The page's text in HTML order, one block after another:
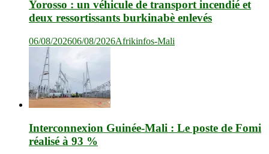
Yorosso : un véhicule de transport incendié et
deux ressortissants burkinabè enlevés
06/08/202606/08/2026Afrikinfos-Mali
Interconnexion Guinée-Mali : Le poste de Fomi
réalisé à 93 %